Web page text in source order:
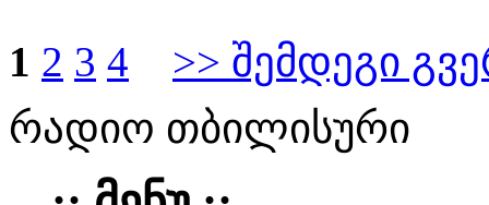
1 2 3 4
>> შემდეგი
რადიო თბილისური